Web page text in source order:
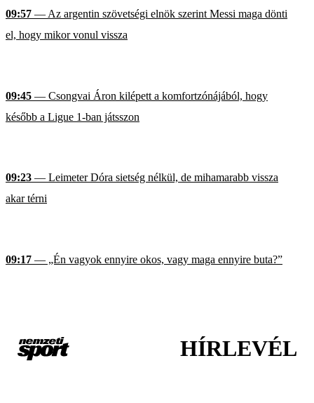
09:57 — Az argentin szövetségi elnök szerint Messi maga dönti
el, hogy mikor vonul vissza
09:45 — Csongvai Áron kilépett a komfortzónájából, hogy
később a Ligue 1-ban játsszon
09:23 — Leimeter Dóra sietség nélkül, de mihamarabb vissza
akar térni
09:17 — „Én vagyok ennyire okos, vagy maga ennyire buta?”
HÍRLEVÉL